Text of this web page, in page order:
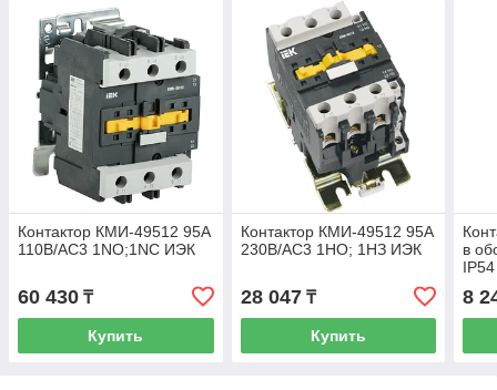
Контактор КМИ-49512 95А
110В/АС3 1NO;1NC ИЭК
60 430 ₸
Купить
Контактор КМИ-49512 95А
230В/АС3 1НО; 1НЗ ИЭК
28 047₸
Купить
в
8